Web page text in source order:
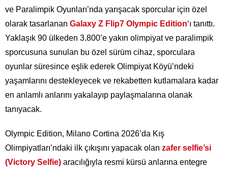
ve Paralimpik Oyunları’nda yarışacak sporcular için özel
olarak tasarlanan Galaxy Z Flip7 Olympic Edition‘ı tanıttı.
Yaklaşık 90 ülkeden 3.800’e yakın olimpiyat ve paralimpik
sporcusuna sunulan bu özel sürüm cihaz, sporculara
oyunlar süresince eşlik ederek Olimpiyat Köyü’ndeki
yaşamlarını destekleyecek ve rekabetten kutlamalara kadar
en anlamlı anlarını yakalayıp paylaşmalarına olanak
tanıyacak.
Olympic Edition, Milano Cortina 2026’da Kış
Olimpiyatları’ndaki ilk çıkışını yapacak olan zafer selfie’si
(Victory Selfie) aracılığıyla resmi kürsü anlarına entegre